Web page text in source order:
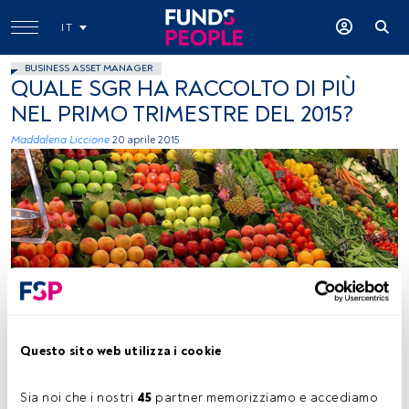
Questo sito web utilizza i cookie
Sia noi che i nostri 45 partner memorizziamo e accediamo
IT
BUSINESS ASSET MANAGER
QUALE SGR HA RACCOLTO DI PIÙ
NEL PRIMO TRIMESTRE DEL 2015?
Maddalena Liccione 20 aprile 2015
foto: autor Silviaphoto77, Flickr, creative commons